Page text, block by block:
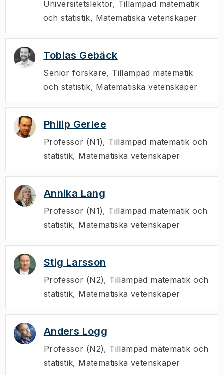
Universitetslektor, Tillämpad matematik
och statistik, Matematiska vetenskaper
Tobias Gebäck
Senior forskare, Tillämpad matematik
och statistik, Matematiska vetenskaper
Philip Gerlee
Professor (N1), Tillämpad matematik och
statistik, Matematiska vetenskaper
Annika Lang
Professor (N1), Tillämpad matematik och
statistik, Matematiska vetenskaper
Stig Larsson
Professor (N2), Tillämpad matematik och
statistik, Matematiska vetenskaper
Anders Logg
Professor (N2), Tillämpad matematik och
statistik, Matematiska vetenskaper